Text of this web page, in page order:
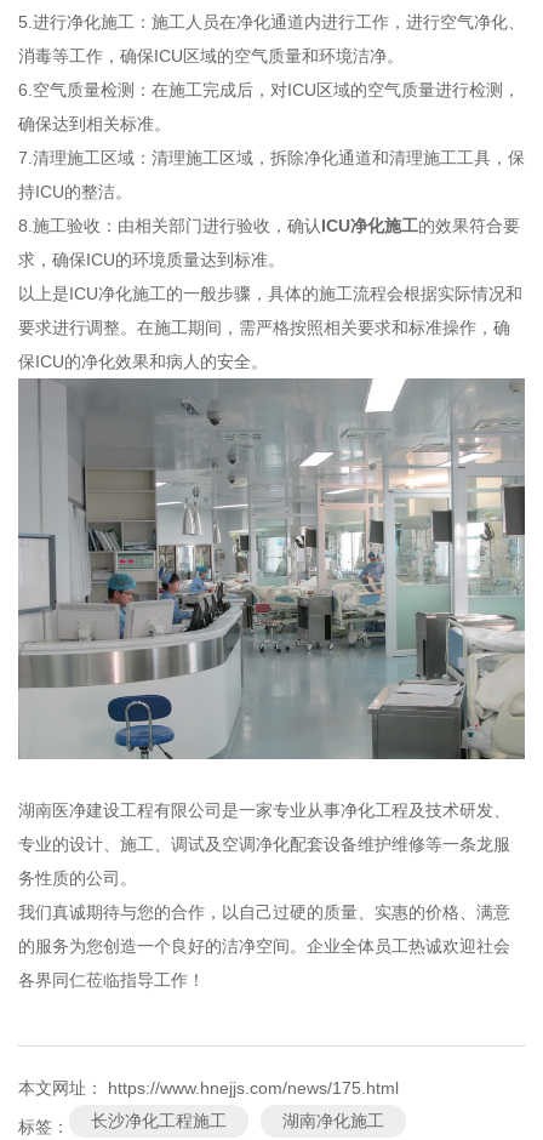
5.进行净化施工：施工人员在净化通道内进行工作，进行空气净化、
消毒等工作，确保ICU区域的空气质量和环境洁净。
6.空气质量检测：在施工完成后，对ICU区域的空气质量进行检测，
确保达到相关标准。
7.清理施工区域：清理施工区域，拆除净化通道和清理施工工具，保
持ICU的整洁。
8.施工验收：由相关部门进行验收，确认ICU净化施工的效果符合要
求，确保ICU的环境质量达到标准。
以上是ICU净化施工的一般步骤，具体的施工流程会根据实际情况和
要求进行调整。在施工期间，需严格按照相关要求和标准操作，确
保ICU的净化效果和病人的安全。
湖南医净建设工程有限公司是一家专业从事净化工程及技术研发、
专业的设计、施工、调试及空调净化配套设备维护维修等一条龙服
务性质的公司。
我们真诚期待与您的合作，以自己过硬的质量、实惠的价格、满意
的服务为您创造一个良好的洁净空间。企业全体员工热诚欢迎社会
各界同仁莅临指导工作！
本文网址： https://www.hnejjs.com/news/175.html
标签： 长沙净化工程施工 湖南净化施工